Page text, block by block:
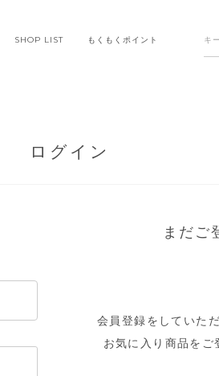
SHOP LIST もくもくポイント
ログイン
まだご
会員登録をしていた
お気に入り商品をご